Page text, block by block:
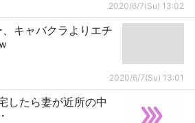
2020/6/7(Su) 13:02
、キャバクラよりエチ
2020/6/7(Su) 13:01
したら妻が近所の中